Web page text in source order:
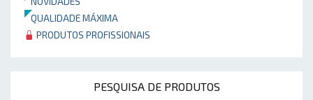
QUALIDADE MÁXIMA
PRODUTOS PROFISSIONAIS
PESQUISA DE PRODUTOS